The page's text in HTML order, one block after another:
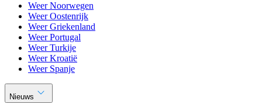
Weer Noorwegen
Weer Oostenrijk
Weer Griekenland
Weer Portugal
Weer Turkije
Weer Kroatië
Weer Spanje
Nieuws